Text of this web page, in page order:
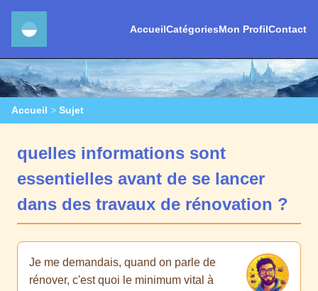
AccueilCatégoriesMon ProfilContact
Accueil > Sujet
quelles informations sont
essentielles avant de se lancer
dans des travaux de rénovation ?
Je me demandais, quand on parle de
rénover, c'est quoi le minimum vital à